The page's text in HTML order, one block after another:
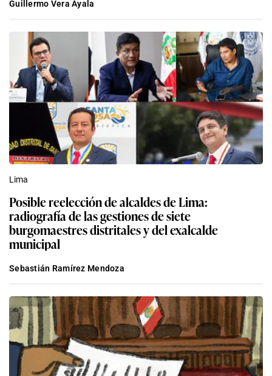
Guillermo Vera Ayala
Lima
Posible reelección de alcaldes de Lima:
radiografía de las gestiones de siete
burgomaestres distritales y del exalcalde
municipal
Sebastián Ramírez Mendoza